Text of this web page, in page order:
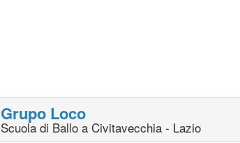
Grupo Loco
Scuola di Ballo a Civitavecchia - Lazio